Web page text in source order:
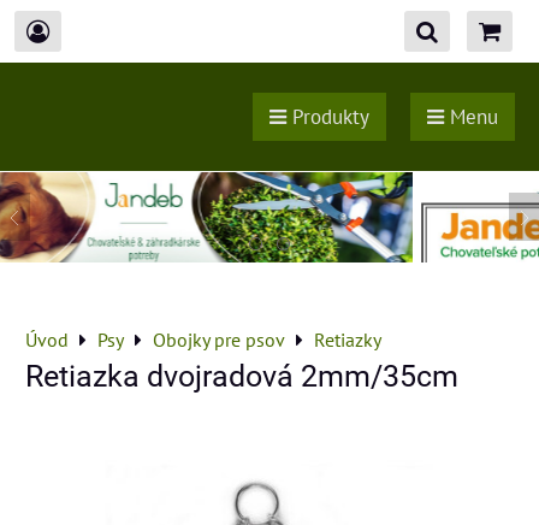
Produkty Menu
Úvod Psy Obojky pre psov Retiazky
Retiazka dvojradová 2mm/35cm